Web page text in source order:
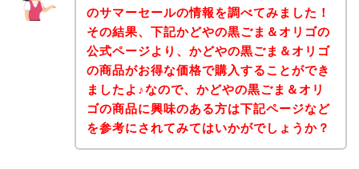
のサマーセールの情報を調べてみました！
その結果、下記かどやの黒ごま＆オリゴの
公式ページより、かどやの黒ごま＆オリゴ
の商品がお得な価格で購入することができ
ましたよ♪なので、かどやの黒ごま＆オリ
ゴの商品に興味のある方は下記ページなど
を参考にされてみてはいかがでしょうか？